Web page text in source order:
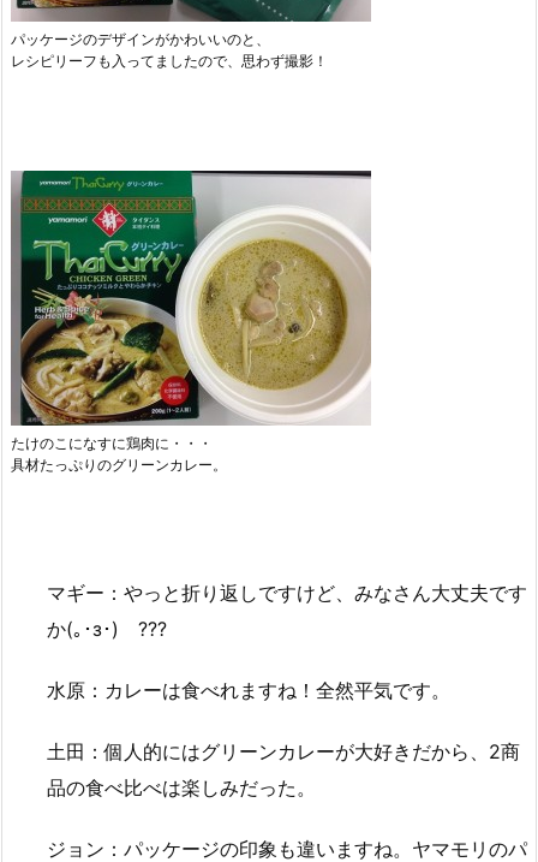
パッケージのデザインがかわいいのと、
レシピリーフも入ってましたので、思わず撮影！
たけのこになすに鶏肉に・・・
具材たっぷりのグリーンカレー。
マギー：やっと折り返しですけど、みなさん大丈夫です
か(｡･з･)ゞ???
水原：カレーは食べれますね！全然平気です。
土田：個人的にはグリーンカレーが大好きだから、2商
品の食べ比べは楽しみだった。
ジョン：パッケージの印象も違いますね。ヤマモリのパ